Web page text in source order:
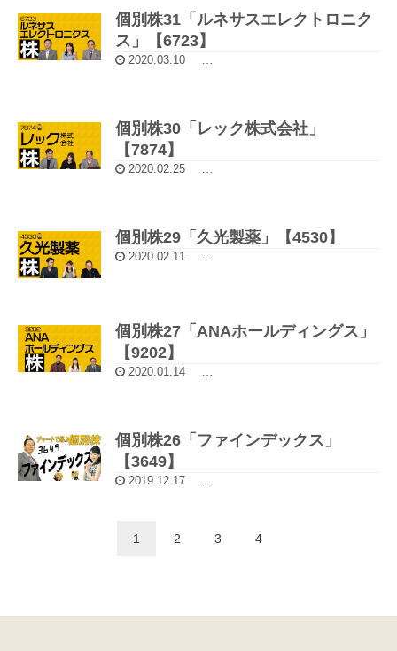
個別株31「ルネサスエレクトロニク
ス」【6723】
2020.03.10
個別株30「レック株式会社」
【7874】
2020.02.25
個別株29「久光製薬」【4530】
2020.02.11
個別株27「ANAホールディングス」
【9202】
2020.01.14
個別株26「ファインデックス」
【3649】
2019.12.17
1 2 3 4